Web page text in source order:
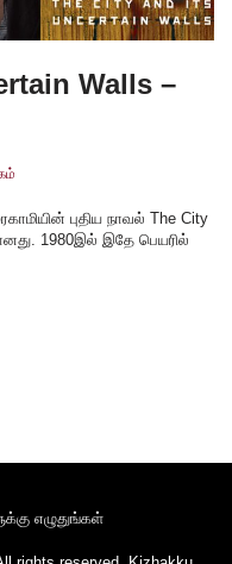
Walls –
புதிய நாவல் The City
1980இல் இதே பெயரில்
எழுதுங்கள்